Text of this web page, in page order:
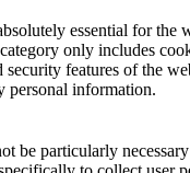
essential for the
only includes
features of the
personal information.
be particularly